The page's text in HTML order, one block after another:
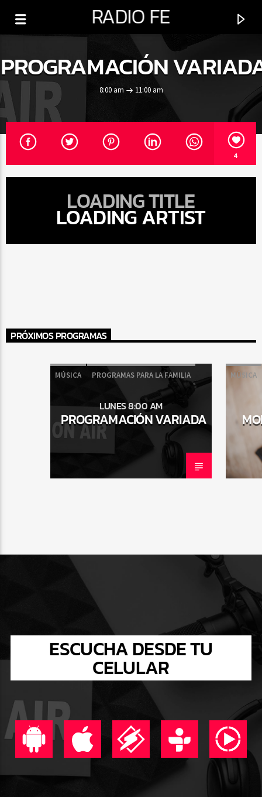
RADIO FE
PROGRAMA ACTUAL
PROGRAMACIÓN VARIADA
PROGRAMACIÓN
8:00 am 11:00 am
4
LOADING TITLE
LOADING ARTIST
PRÓXIMOS PROGRAMAS
MÚSICA PROGRAMAS PARA LA FAMILIA
LUNES 8:00 AM
PROGRAMACIÓN VARIADA
MÚSICA
ESCUCHA DESDE TU
CELULAR